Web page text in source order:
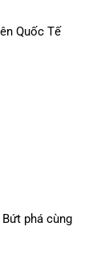
Quốc Tế
phá cùng